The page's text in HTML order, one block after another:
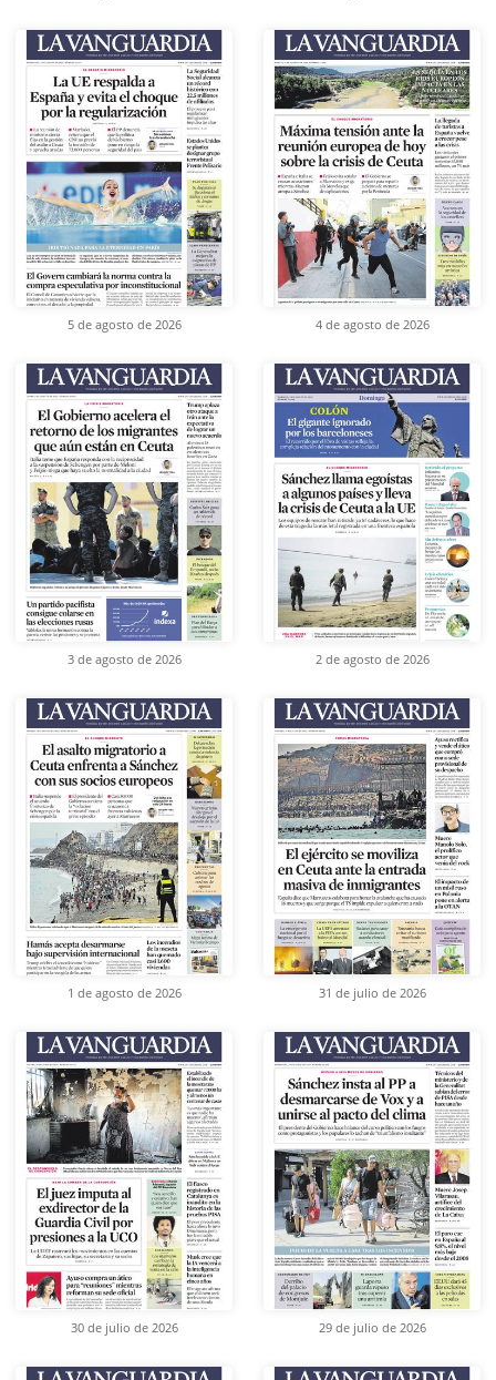
5 de agosto de 2026 4 de agosto de 2026
3 de agosto de 2026 2 de agosto de 2026
1 de agosto de 2026 31 de julio de 2026
30 de julio de 2026 29 de julio de 2026